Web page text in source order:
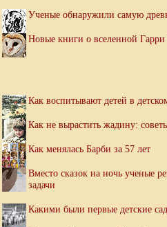
Ученые обнаружили самую
Новые книги о вселенной
Как воспитывают детей в
Как не вырастить жадину:
Как менялась Барби за 57 лет
Вместо сказок на ночь ученые
задачи
Какими были первые детские